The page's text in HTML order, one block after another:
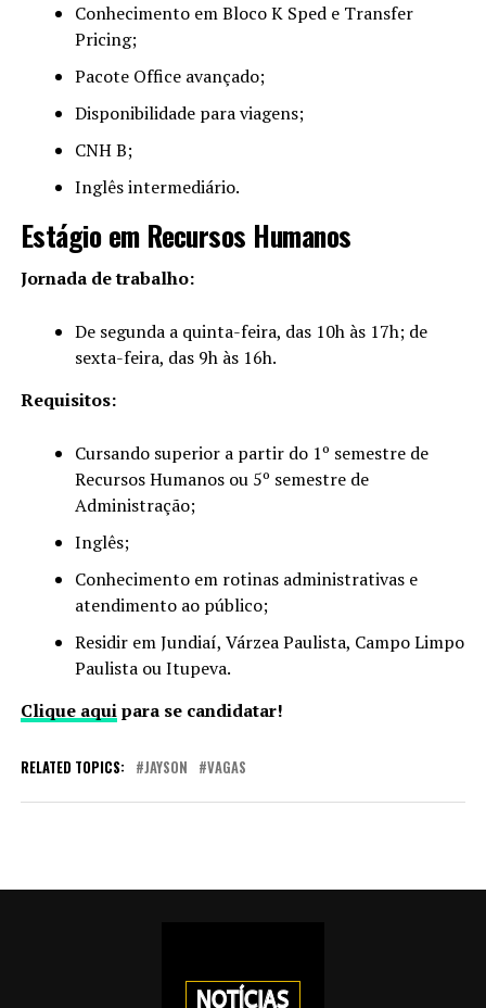
Conhecimento em Bloco K Sped e Transfer
Pricing;
Pacote Office avançado;
Disponibilidade para viagens;
CNH B;
Inglês intermediário.
Estágio em Recursos Humanos
Jornada de trabalho:
De segunda a quinta-feira, das 10h às 17h; de
sexta-feira, das 9h às 16h.
Requisitos:
Cursando superior a partir do 1º semestre de
Recursos Humanos ou 5º semestre de
Administração;
Inglês;
Conhecimento em rotinas administrativas e
atendimento ao público;
Residir em Jundiaí, Várzea Paulista, Campo Limpo
Paulista ou Itupeva.
Clique aquipara se candidatar!
RELATED TOPICS: JAYSON VAGAS